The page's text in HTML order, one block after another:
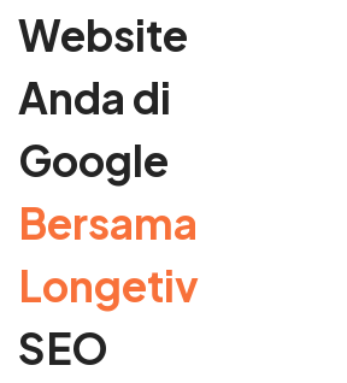
Website
Anda di
Google
Bersama
Longetiv
SEO